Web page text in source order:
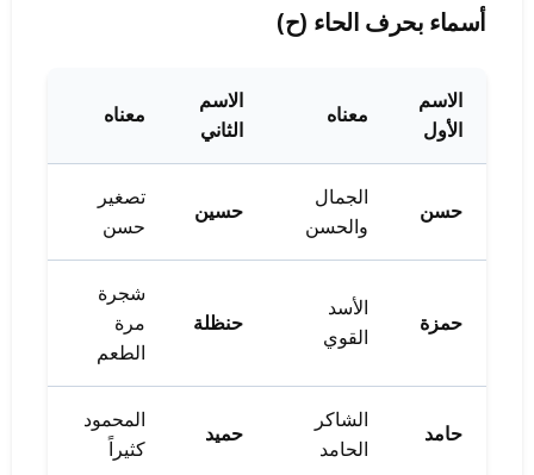
أسماء بحرف الحاء (ح)
الاسم
الأول
معناه
الاسم
الثاني
معناه
حسن
الجمال
والحسن
حسين
تصغير
حسن
حمزة
الأسد
القوي
حنظلة
شجرة
مرة
الطعم
حامد
الشاكر
الحامد
حميد
المحمود
كثيراً